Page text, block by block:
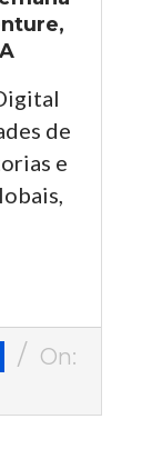
de
e
On: